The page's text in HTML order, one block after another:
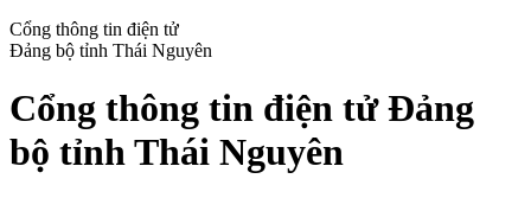
Cổng thông tin điện tử
Đảng bộ tỉnh Thái Nguyên
Cổng thông tin điện tử Đảng
bộ tỉnh Thái Nguyên